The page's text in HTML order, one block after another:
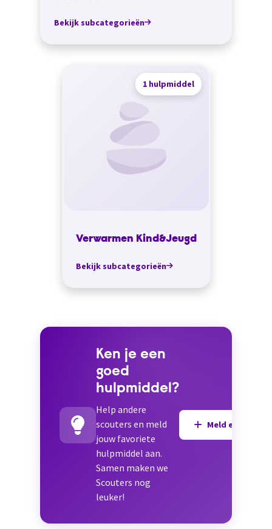
Bekijk subcategorieën
1 hulpmiddel
Verwarmen Kind&Jeugd
Bekijk subcategorieën
Ken je een
goed
hulpmiddel?
Help andere
scouters en meld
jouw favoriete
hulpmiddel aan.
Samen maken we
Scouters nog
leuker!
Meld een